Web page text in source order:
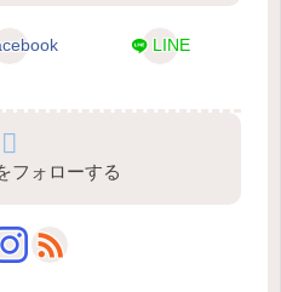
LINE
フォローする